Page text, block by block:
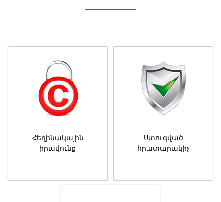
Հեղինակային
իրավունք
Ստուգված
հրատարակիչ